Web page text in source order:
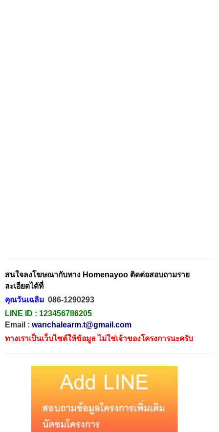
สนใจลงโฆษณากับทาง Homenayoo ติดต่อสอบถามราย
ละเอียดได้ที่
คุณวันเฉลิม 086-1290293
LINE ID : 123456786205
Email : wanchalearm.t@gmail.com
ทางเราเป็นเว็บไซต์ให้ข้อมูล ไม่ใช่เจ้าของโครงการนะครับ